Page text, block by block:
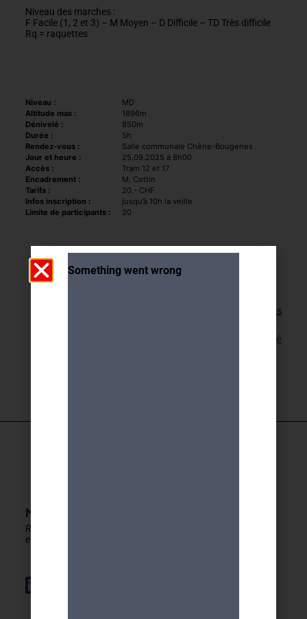
Niveau des marches :
F Facile (1, 2 et 3) – M Moyen – D Difficile – TD Très difficile
Rq = raquettes
Niveau :
MD
Altitude max :
1896m
Dénivelé :
850m
Durée :
5h
Rendez-vous :
Salle communale Chêne-Bougeries
Jour et heure :
25.09.2025 à 8h00
Accès :
Tram 12 et 17
Encadrement :
M. Cottin
Tarifs :
20.- CHF
Infos inscription :
jusqu’à 10h la veille
Limite de participants :
20
Retour aux activités
Lien pour cette activité
MDA GENEVE - ACTIVITES 50+
Rester en forme, créatif
et autonome après 50 ans !